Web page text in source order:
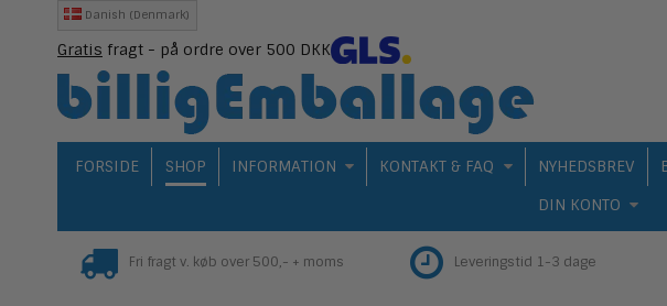
Danish (Denmark)
Gratis fragt - på ordre over 500 DKK
FORSIDE SHOP INFORMATION KONTAKT & FAQ NYHEDSBREV
DIN KONTO
Fri fragt v. køb over 500,- + moms Leveringstid 1-3 dage